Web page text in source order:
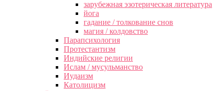
зарубежная эзотерическая литература
йога
гадание / толкование снов
магия / колдовство
Парапсихология
Протестантизм
Индийские религии
Ислам / мусульманство
Иудаизм
Католицизм